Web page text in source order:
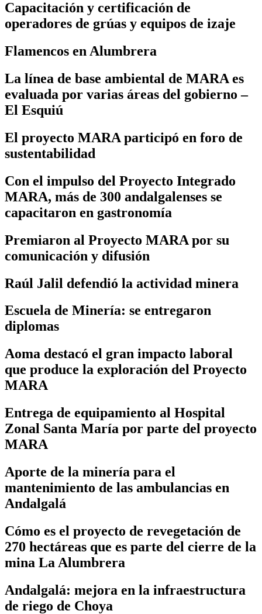
Capacitación y certificación de
operadores de grúas y equipos de izaje
Flamencos en Alumbrera
La línea de base ambiental de MARA es
evaluada por varias áreas del gobierno –
El Esquiú
El proyecto MARA participó en foro de
sustentabilidad
Con el impulso del Proyecto Integrado
MARA, más de 300 andalgalenses se
capacitaron en gastronomía
Premiaron al Proyecto MARA por su
comunicación y difusión
Raúl Jalil defendió la actividad minera
Escuela de Minería: se entregaron
diplomas
Aoma destacó el gran impacto laboral
que produce la exploración del Proyecto
MARA
Entrega de equipamiento al Hospital
Zonal Santa María por parte del proyecto
MARA
Aporte de la minería para el
mantenimiento de las ambulancias en
Andalgalá
Cómo es el proyecto de revegetación de
270 hectáreas que es parte del cierre de la
mina La Alumbrera
Andalgalá: mejora en la infraestructura
de riego de Choya